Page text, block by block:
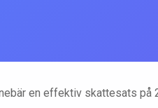
en effektiv skattesats på